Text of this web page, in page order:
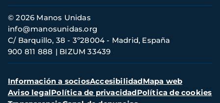
Información
de
contacto
© 2026 Manos Unidas
C/ Barquillo, 38 - 3º28004 - Madrid, España
900 811 888
BIZUM 33439
info@manosunidas.org
Menú
secundario
Información a sociosAccesibilidadMapa web
Aviso legalPolítica de privacidadPolítica de cookies